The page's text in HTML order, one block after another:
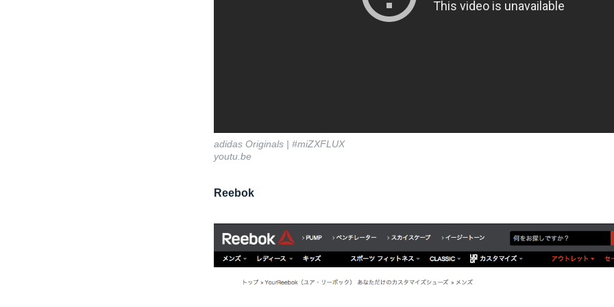
adidas Originals | #miZXFLUX
youtu.be
Reebok